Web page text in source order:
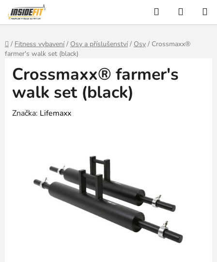
Přejít
na
obsah
Hledat
KOŠÍK
Domů
/ Fitness vybavení / Osy a příslušenství / Osy / Crossmaxx®
farmer's walk set (black)
Crossmaxx® farmer's
walk set (black)
Značka: Lifemaxx